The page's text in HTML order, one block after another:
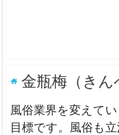
金瓶梅（き
風俗業界を変えて
目標です。風俗も